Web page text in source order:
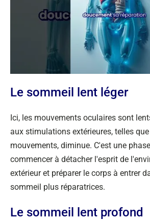
Le sommeil lent léger
Ici, les mouvements oculaires sont
aux stimulations extérieures, telles
mouvements, diminue. C'est une
commencer à détacher l'esprit de
extérieur et préparer le corps à entrer
sommeil plus réparatrices.
Le sommeil lent profond